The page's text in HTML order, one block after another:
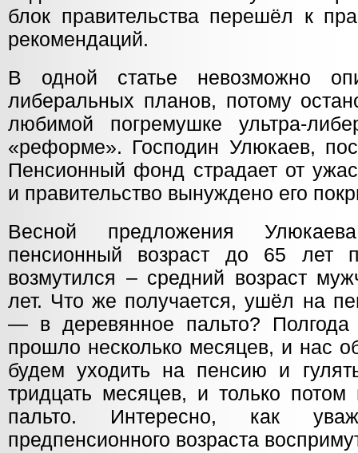
блок правительства перешёл к
рекомендаций.
В одной статье невозможно
либеральных планов, потому
любимой погремушке ультра-
«реформе». Господин Улюкаев,
Пенсионный фонд страдает от
и правительство вынуждено его
Весной предложения
пенсионный возраст до 65 лет
возмутился – средний возраст
лет. Что же получается, ушёл на
— в деревянное пальто?
прошло несколько месяцев, и нас
будем уходить на пенсию и
тридцать месяцев, и только потом
пальто. Интересно, как
предпенсионного возраста